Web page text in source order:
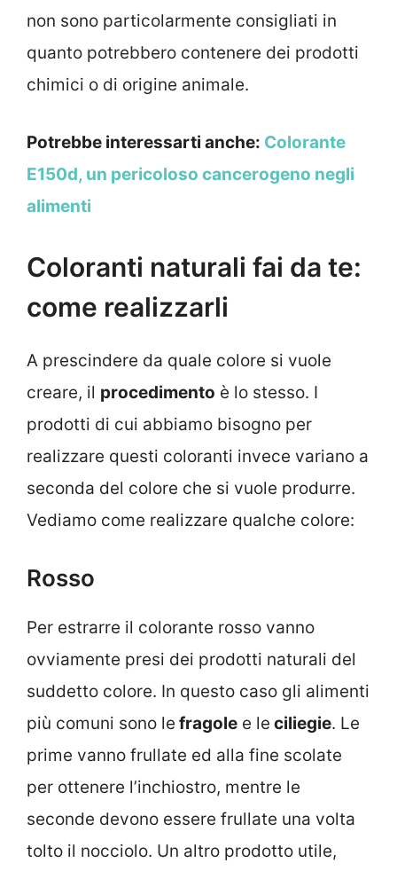
non sono particolarmente consigliati in
quanto potrebbero contenere dei prodotti
chimici o di origine animale.
Potrebbe interessarti anche: Colorante
E150d, un pericoloso cancerogeno negli
alimenti
Coloranti naturali fai da te:
come realizzarli
A prescindere da quale colore si vuole
creare, il procedimento è lo stesso. I
prodotti di cui abbiamo bisogno per
realizzare questi coloranti invece variano a
seconda del colore che si vuole produrre.
Vediamo come realizzare qualche colore:
Rosso
Per estrarre il colorante rosso vanno
ovviamente presi dei prodotti naturali del
suddetto colore. In questo caso gli alimenti
più comuni sono le fragole e le ciliegie. Le
prime vanno frullate ed alla fine scolate
per ottenere l’inchiostro, mentre le
seconde devono essere frullate una volta
tolto il nocciolo. Un altro prodotto utile,